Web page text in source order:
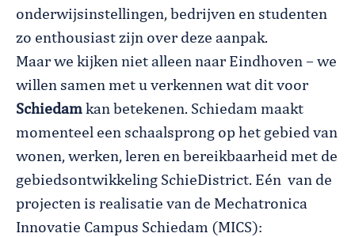
onderwijsinstellingen, bedrijven en studenten
zo enthousiast zijn over deze aanpak.
Maar we kijken niet alleen naar Eindhoven – we
willen samen met u verkennen wat dit voor
Schiedam kan betekenen. Schiedam maakt
momenteel een schaalsprong op het gebied van
wonen, werken, leren en bereikbaarheid met de
gebiedsontwikkeling SchieDistrict. Eén van de
projecten is realisatie van de Mechatronica
Innovatie Campus Schiedam (MICS):